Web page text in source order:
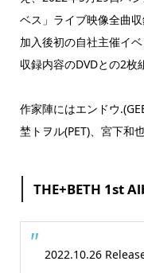
ベス」ライブ映像全曲
加入後初の自社主催イ
収録内容のDVDとの2枚
作家陣にはエンドウ
埜トヲル(PET)、宮下和
THE+BETH 1st
2022.10.26